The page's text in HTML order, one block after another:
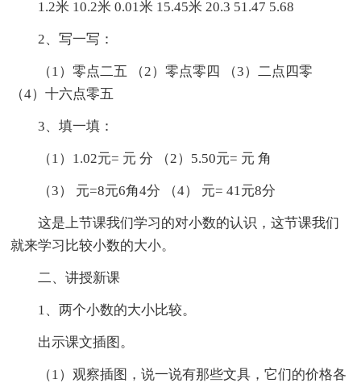
1.2米 10.2米 0.01米 15.45米 20.3 51.47 5.68
2、写一写：
（1）零点二五 （2）零点零四 （3）二点四零
（4）十六点零五
3、填一填：
（1）1.02元= 元 分 （2）5.50元= 元 角
（3） 元=8元6角4分 （4） 元= 41元8分
这是上节课我们学习的对小数的认识，这节课我们
就来学习比较小数的大小。
二、讲授新课
1、两个小数的大小比较。
出示课文插图。
（1）观察插图，说一说有那些文具，它们的价格各